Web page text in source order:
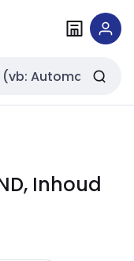
Inhoud